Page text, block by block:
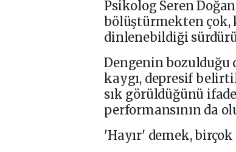
Psikolog Seren
bölüştürmekten
dinlenebildiği
Dengenin
kaygı, depresif
sık görüldüğünü
performansının da
'Hayır' demek,